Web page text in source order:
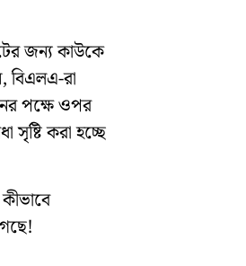
জন্য কাউকে
বিএলএ-রা
পক্ষে ওপর
সৃষ্টি করা হচ্ছে